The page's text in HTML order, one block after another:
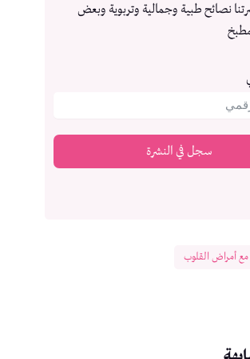
نصائح طبية وجمالية وتربوية وبعض
سجل في النشرة
أمراض القلوب